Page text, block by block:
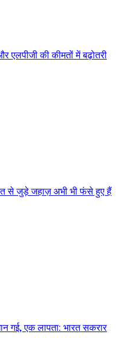
एलपीजी की कीमतों में बढ़ोतरी
से जुड़े जहाज़ अभी भी फंसे हुए हैं
गई, एक लापता: भारत सकरार